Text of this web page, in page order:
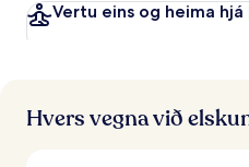
Vertu eins og heima hjá
Hvers vegna við